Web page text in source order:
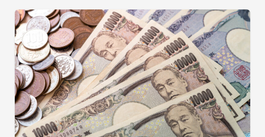
เงินทองและการใช้ชีวิตในประเทศญี่ปุ่น
Appeal-of-Japan_TH